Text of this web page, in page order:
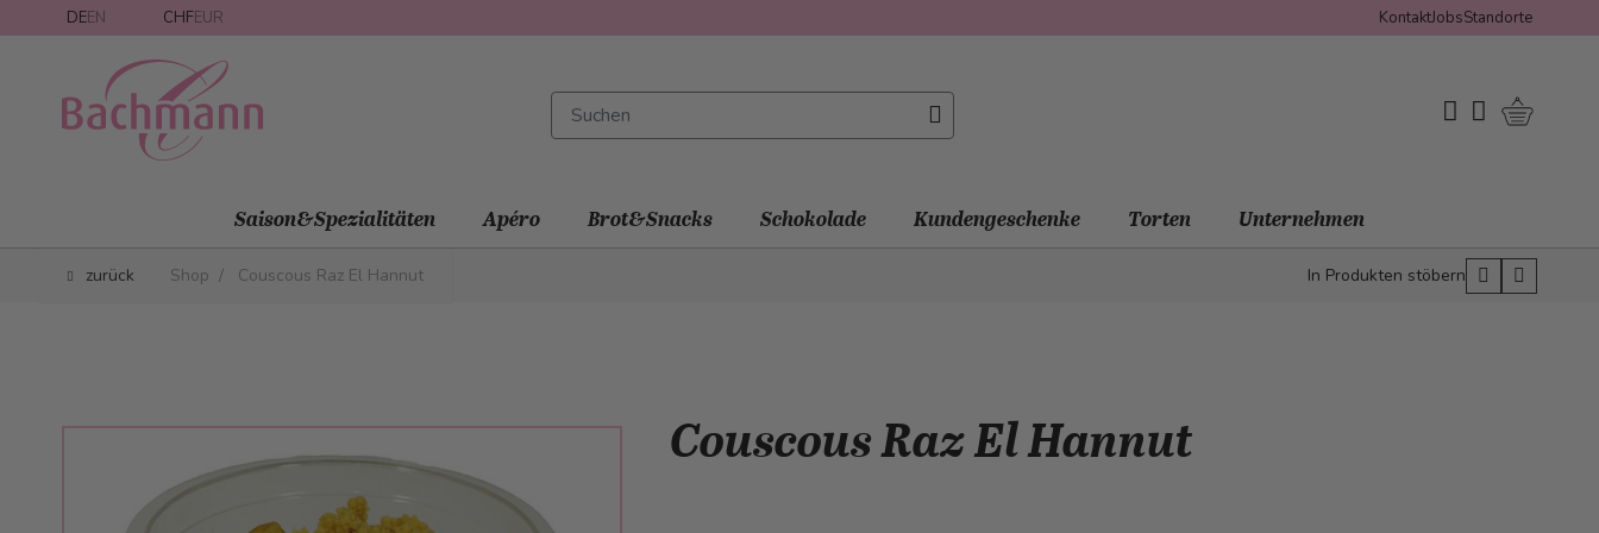
Direkt zum Inhalt
DEEN CHFEUR KontaktJobsStandorte
My Wishlist
Mein Konto
Saison&Spezialitäten Apéro Brot&Snacks Schokolade Kundengeschenke Torten Unternehmen
zurück Shop / Couscous Raz El Hannut In Produkten stöbern
Couscous Raz El Hannut